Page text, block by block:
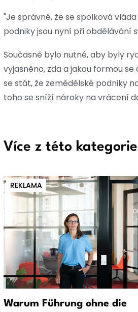
"Je správné, že se spolková
podniky jsou nyní při obdělávání
Současně bylo nutné, aby byly
vyjasněno, zda a jakou formou
se stát, že zemědělské podniky
toho se sníží nároky na vrácení
Více z této kategorie
REKLAMA
Warum Führung ohne die